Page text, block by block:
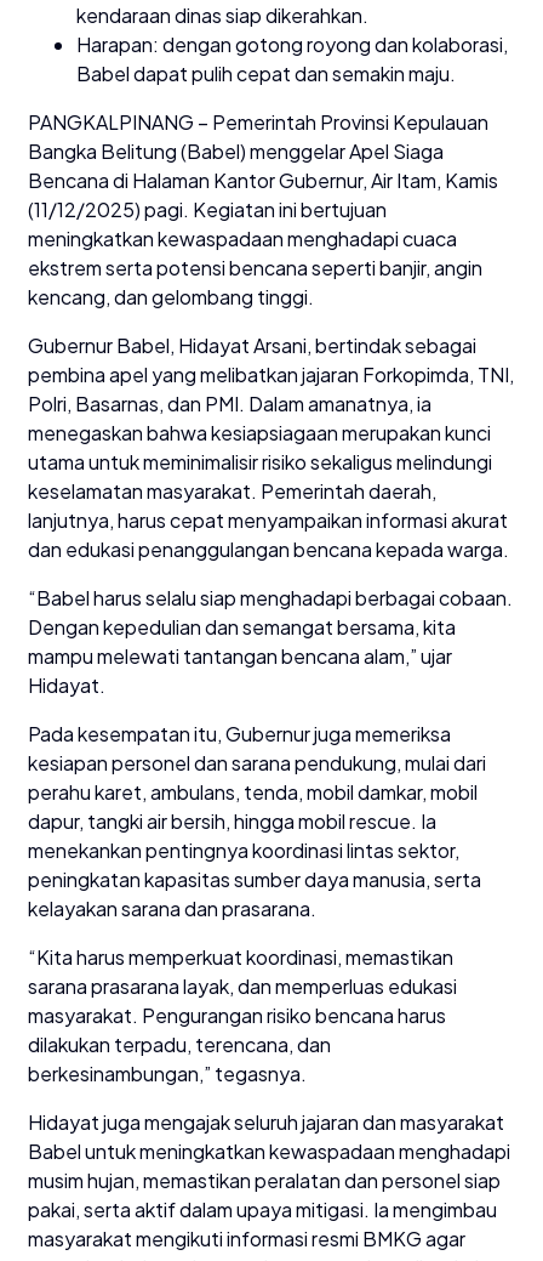
kendaraan dinas siap dikerahkan.
Harapan: dengan gotong royong dan kolaborasi,
Babel dapat pulih cepat dan semakin maju.
PANGKALPINANG – Pemerintah Provinsi Kepulauan
Bangka Belitung (Babel) menggelar Apel Siaga
Bencana di Halaman Kantor Gubernur, Air Itam, Kamis
(11/12/2025) pagi. Kegiatan ini bertujuan
meningkatkan kewaspadaan menghadapi cuaca
ekstrem serta potensi bencana seperti banjir, angin
kencang, dan gelombang tinggi.
Gubernur Babel, Hidayat Arsani, bertindak sebagai
pembina apel yang melibatkan jajaran Forkopimda, TNI,
Polri, Basarnas, dan PMI. Dalam amanatnya, ia
menegaskan bahwa kesiapsiagaan merupakan kunci
utama untuk meminimalisir risiko sekaligus melindungi
keselamatan masyarakat. Pemerintah daerah,
lanjutnya, harus cepat menyampaikan informasi akurat
dan edukasi penanggulangan bencana kepada warga.
“Babel harus selalu siap menghadapi berbagai cobaan.
Dengan kepedulian dan semangat bersama, kita
mampu melewati tantangan bencana alam,” ujar
Hidayat.
Pada kesempatan itu, Gubernur juga memeriksa
kesiapan personel dan sarana pendukung, mulai dari
perahu karet, ambulans, tenda, mobil damkar, mobil
dapur, tangki air bersih, hingga mobil rescue. Ia
menekankan pentingnya koordinasi lintas sektor,
peningkatan kapasitas sumber daya manusia, serta
kelayakan sarana dan prasarana.
“Kita harus memperkuat koordinasi, memastikan
sarana prasarana layak, dan memperluas edukasi
masyarakat. Pengurangan risiko bencana harus
dilakukan terpadu, terencana, dan
berkesinambungan,” tegasnya.
Hidayat juga mengajak seluruh jajaran dan masyarakat
Babel untuk meningkatkan kewaspadaan menghadapi
musim hujan, memastikan peralatan dan personel siap
pakai, serta aktif dalam upaya mitigasi. Ia mengimbau
masyarakat mengikuti informasi resmi BMKG agar